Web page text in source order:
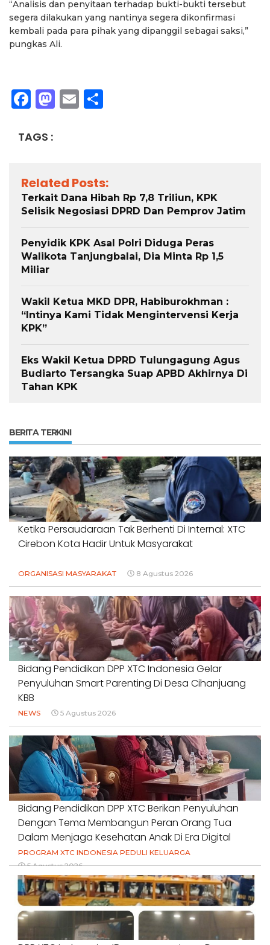
“Analisis dan penyitaan terhadap bukti-bukti tersebut
segera dilakukan yang nantinya segera dikonfirmasi
kembali pada para pihak yang dipanggil sebagai saksi,”
pungkas Ali.
Facebook
Mastodon
Email
TAGS :
Related Posts:
Terkait Dana Hibah Rp 7,8 Triliun, KPK
Selisik Negosiasi DPRD Dan Pemprov Jatim
Penyidik KPK Asal Polri Diduga Peras
Walikota Tanjungbalai, Dia Minta Rp 1,5
Miliar
Wakil Ketua MKD DPR, Habiburokhman :
“Intinya Kami Tidak Mengintervensi Kerja
KPK”
Eks Wakil Ketua DPRD Tulungagung Agus
Budiarto Tersangka Suap APBD Akhirnya Di
Tahan KPK
BERITA TERKINI
Ketika Persaudaraan Tak Berhenti Di Internal: XTC
Cirebon Kota Hadir Untuk Masyarakat
ORGANISASI MASYARAKAT 8 Agustus 2026
Bidang Pendidikan DPP XTC Indonesia Gelar
Penyuluhan Smart Parenting Di Desa Cihanjuang
KBB
NEWS 5 Agustus 2026
Bidang Pendidikan DPP XTC Berikan Penyuluhan
Dengan Tema Membangun Peran Orang Tua
Dalam Menjaga Kesehatan Anak Di Era Digital
PROGRAM XTC INDONESIA PEDULI KELUARGA
5 Agustus 2026